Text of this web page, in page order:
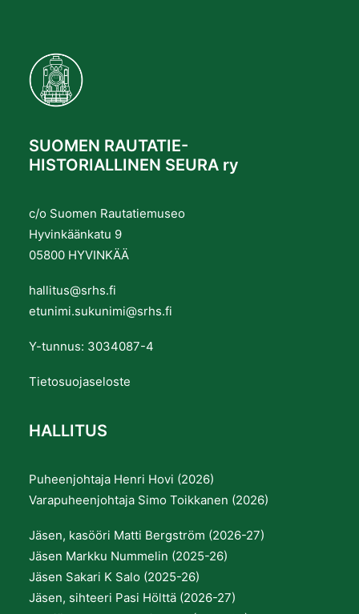
SUOMEN RAUTATIE-
HISTORIALLINEN SEURA ry
c/o Suomen Rautatiemuseo
Hyvinkäänkatu 9
05800 HYVINKÄÄ
hallitus@srhs.fi
etunimi.sukunimi@srhs.fi
Y-tunnus: 3034087-4
Tietosuojaseloste
HALLITUS
Puheenjohtaja Henri Hovi (2026)
Varapuheenjohtaja Simo Toikkanen (2026)
Jäsen, kasööri Matti Bergström (2026-27)
Jäsen Markku Nummelin (2025-26)
Jäsen Sakari K Salo (2025-26)
Jäsen, sihteeri Pasi Hölttä (2026-27)